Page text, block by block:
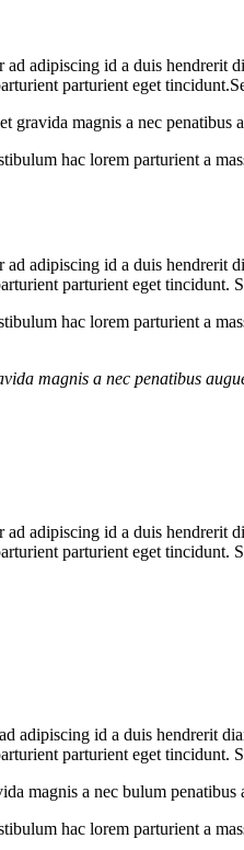
adipiscing id a duis hendrerit
parturient eget
magnis a nec penatibus
hac lorem parturient a
adipiscing id a duis hendrerit
parturient eget tincidunt.
hac lorem parturient a
magnis a nec penatibus
adipiscing id a duis hendrerit
parturient eget tincidunt.
id a duis hendrerit
parturient eget tincidunt.
magnis a nec bulum penatibus
hac lorem parturient a